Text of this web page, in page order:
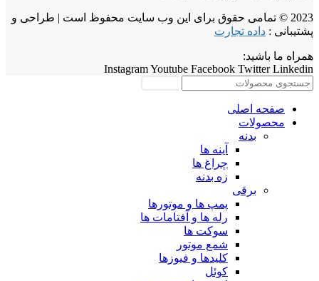
2023 © تمامی حقوق برای این وب سایت محفوظ است | طراحی و
پشتیبانی : داده تجارت
همراه ما باشید:
InstagramYoutube Facebook Twitter Linkedin
صفحه اصلی
محصولات
بدنه
آینه ها
چراغ ها
زه بدنه
برقی
پمپ ها و موتورها
رله ها و آفتامات ها
سوکت ها
شمع موتور
کلیدها و فیوزها
کوئل